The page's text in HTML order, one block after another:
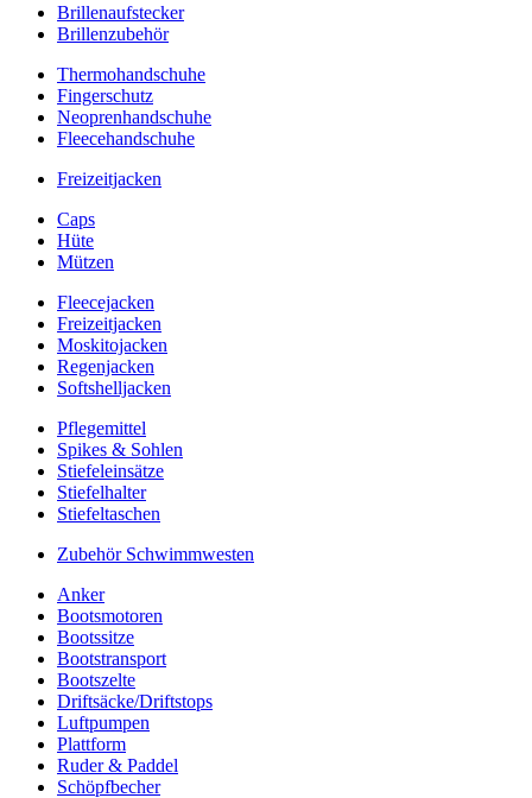
Brillenaufstecker
Brillenzubehör
Thermohandschuhe
Fingerschutz
Neoprenhandschuhe
Fleecehandschuhe
Freizeitjacken
Caps
Hüte
Mützen
Fleecejacken
Freizeitjacken
Moskitojacken
Regenjacken
Softshelljacken
Pflegemittel
Spikes & Sohlen
Stiefeleinsätze
Stiefelhalter
Stiefeltaschen
Zubehör Schwimmwesten
Anker
Bootsmotoren
Bootssitze
Bootstransport
Bootszelte
Driftsäcke/Driftstops
Luftpumpen
Plattform
Ruder & Paddel
Schöpfbecher